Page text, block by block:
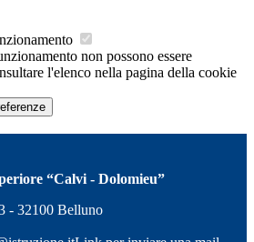
non possono essere
l'elenco nella pagina della cookie
“Calvi - Dolomieu”
- 32100 Belluno